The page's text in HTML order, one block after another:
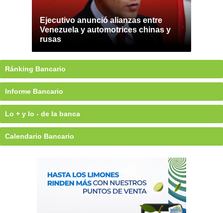
Ejecutivo anunció alianzas entre
Venezuela y automotrices chinas y
rusas
Ránking Bancario
Informe Bancario
Lo + y lo - de la banca
Calendario Bancario